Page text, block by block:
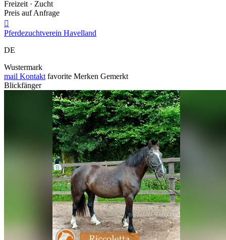
Freizeit · Zucht
Preis auf Anfrage

Pferdezuchtverein Havelland
DE
Wustermark
mail Kontakt favorite Merken Gemerkt
Blickfänger